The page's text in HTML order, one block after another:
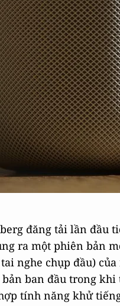
đăng tải lần đầu
ra một phiên bản
nghe chụp đầu)
ban đầu trong
tính năng khử